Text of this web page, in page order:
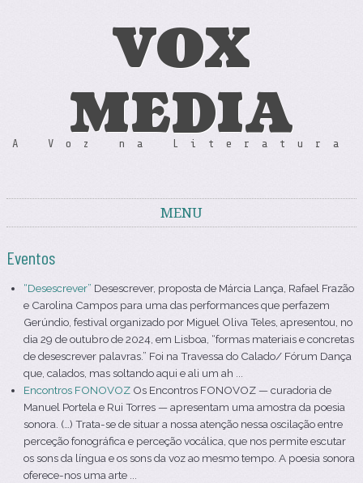
VOX
MEDIA
A Voz na Literatura
MENU
Eventos
“Desescrever” Desescrever, proposta de Márcia Lança, Rafael Frazão
e Carolina Campos para uma das performances que perfazem
Gerúndio, festival organizado por Miguel Oliva Teles, apresentou, no
dia 29 de outubro de 2024, em Lisboa, “formas materiais e concretas
de desescrever palavras.” Foi na Travessa do Calado/ Fórum Dança
que, calados, mas soltando aqui e ali um ah ...
Encontros FONOVOZ Os Encontros FONOVOZ — curadoria de
Manuel Portela e Rui Torres — apresentam uma amostra da poesia
sonora. (…) Trata-se de situar a nossa atenção nessa oscilação entre
perceção fonográfica e perceção vocálica, que nos permite escutar
os sons da língua e os sons da voz ao mesmo tempo. A poesia sonora
oferece-nos uma arte ...